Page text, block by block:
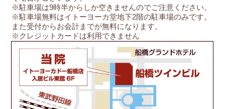
※駐車場は9時半からしか空きませんのでご注意ください。
※駐車場無料はイトーヨーカ堂地下2階の駐車場のみです。
また受付からお会計までが無料になります。
※クレジットカードは利用できません